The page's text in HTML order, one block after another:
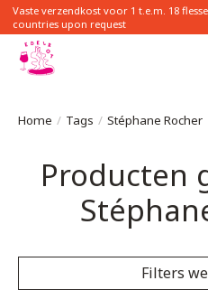
Vaste verzendkost voor 1 t.e.m. 18
countries upon request
Home / Tags / Stéphane Rocher
Producten
Filters